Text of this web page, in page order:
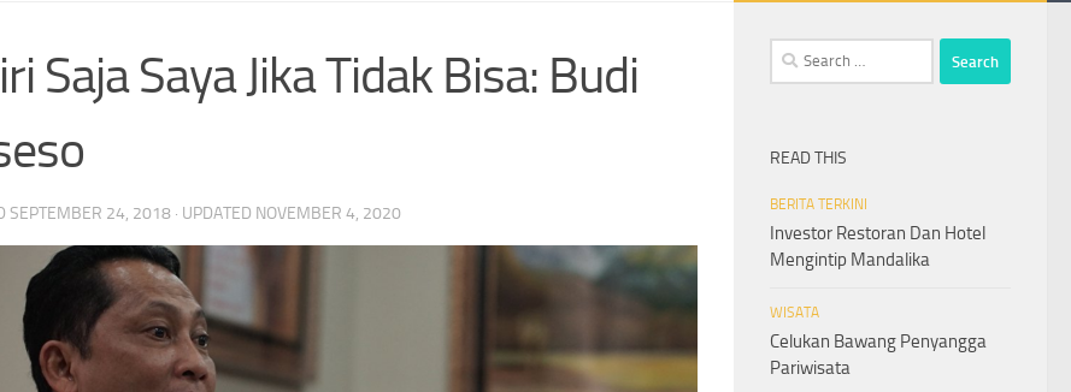
Saja Saya Jika Tidak Bisa: Budi
SEPTEMBER 24, 2018 · UPDATED NOVEMBER 4, 2020
Search
for:
READ THIS
BERITA TERKINI
Investor Restoran Dan Hotel
Mengintip Mandalika
WISATA
Celukan Bawang Penyangga
Pariwisata